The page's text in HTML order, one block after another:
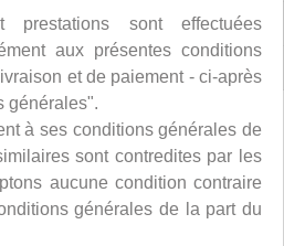
sont effectuées
aux présentes conditions
et de paiement - ci-après
générales".
à ses conditions générales de
sont contredites par les
aucune condition contraire
générales de la part du